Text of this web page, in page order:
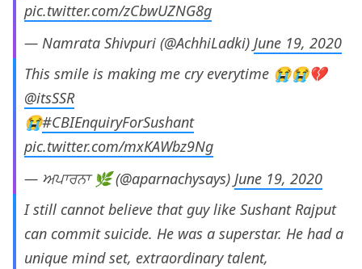
pic.twitter.com/zCbwUZNG8g
— Namrata Shivpuri (@AchhiLadki) June 19, 2020
This smile is making me cry everytime 😭😭💔
@itsSSR
😭#CBIEnquiryForSushant
pic.twitter.com/mxKAWbz9Ng
— ਅਪਾਰਨਾ 🌿 (@aparnachysays) June 19, 2020
I still cannot believe that guy like Sushant Rajput
can commit suicide. He was a superstar. He had a
unique mind set, extraordinary talent,